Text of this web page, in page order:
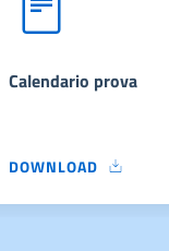
Calendario prova
DOWNLOAD
CALENDARIO PROVA